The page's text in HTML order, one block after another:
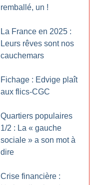
remballé, un !
La France en 2025 :
Leurs rêves sont nos
cauchemars
Fichage : Edvige plaît
aux flics-CGC
Quartiers populaires
1/2 : La « gauche
sociale » a son mot à
dire
Crise financière :